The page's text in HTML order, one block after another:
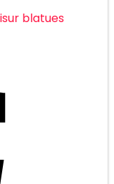
blatues